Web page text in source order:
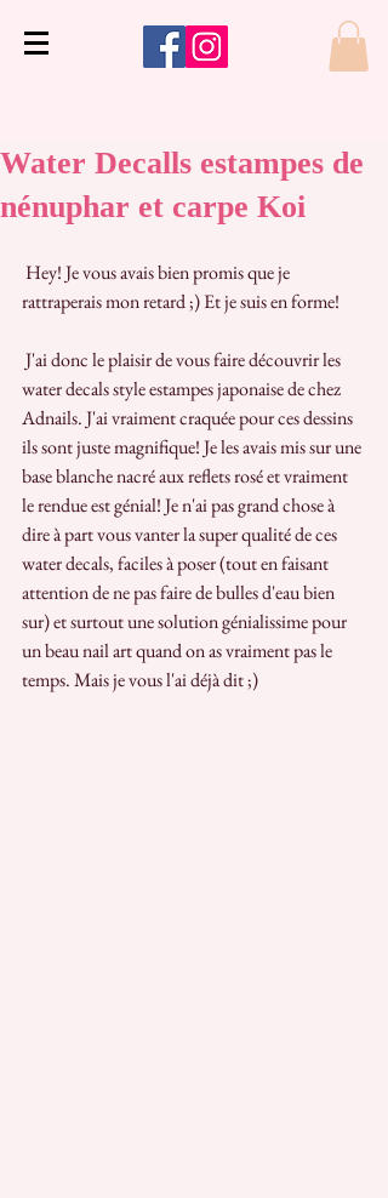
Water Decalls estampes de
nénuphar et carpe Koi
rattraperais mon retard ;) Et je suis en forme!
water decals style estampes japonaise de chez
Adnails. J'ai vraiment craquée pour ces dessins
ils sont juste magnifique! Je les avais mis sur une
base blanche nacré aux reflets rosé et vraiment
le rendue est génial! Je n'ai pas grand chose à
dire à part vous vanter la super qualité de ces
water decals, faciles à poser (tout en faisant
attention de ne pas faire de bulles d'eau bien
sur) et surtout une solution génialissime pour
un beau nail art quand on as vraiment pas le
temps. Mais je vous l'ai déjà dit ;)